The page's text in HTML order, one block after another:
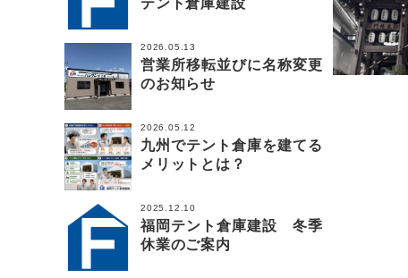
テント倉庫建設
2026.05.13
営業所移転並びに名称変更
のお知らせ
2026.05.12
九州でテント倉庫を建てる
メリットとは？
2025.12.10
福岡テント倉庫建設 冬季
休業のご案内